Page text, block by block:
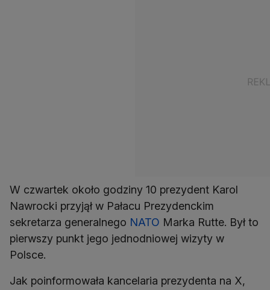
​W czwartek około godziny 10 prezydent Karol
Nawrocki przyjął w Pałacu Prezydenckim
sekretarza generalnego NATO Marka Rutte. Był to
pierwszy punkt jego jednodniowej wizyty w
Polsce.
Jak poinformowała kancelaria prezydenta na X,